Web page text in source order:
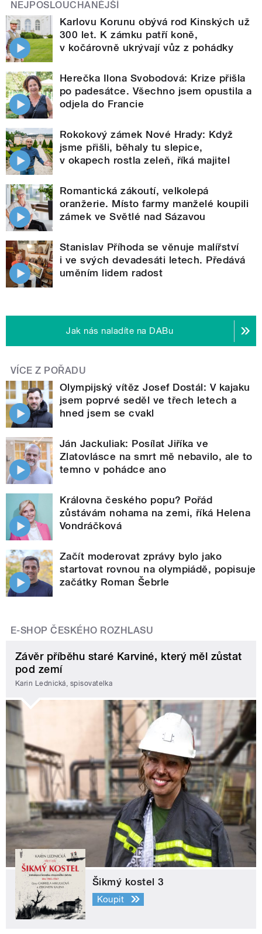
NEJPOSLOUCHANĚJŠÍ
Karlovu Korunu obývá rod Kinských už
300 let. K zámku patří koně,
v kočárovně ukrývají vůz z pohádky
Herečka Ilona Svobodová: Krize přišla
po padesátce. Všechno jsem opustila a
odjela do Francie
Rokokový zámek Nové Hrady: Když
jsme přišli, běhaly tu slepice,
v okapech rostla zeleň, říká majitel
Romantická zákoutí, velkolepá
oranžerie. Místo farmy manželé koupili
zámek ve Světlé nad Sázavou
Stanislav Příhoda se věnuje malířství
i ve svých devadesáti letech. Předává
uměním lidem radost
Jak nás naladíte na DABu
VÍCE Z POŘADU
Olympijský vítěz Josef Dostál: V kajaku
jsem poprvé seděl ve třech letech a
hned jsem se cvakl
Ján Jackuliak: Posílat Jiříka ve
Zlatovlásce na smrt mě nebavilo, ale to
temno v pohádce ano
Královna českého popu? Pořád
zůstávám nohama na zemi, říká Helena
Vondráčková
Začít moderovat zprávy bylo jako
startovat rovnou na olympiádě, popisuje
začátky Roman Šebrle
E-SHOP ČESKÉHO ROZHLASU
Závěr příběhu staré Karviné, který měl zůstat
pod zemí
Karin Lednická, spisovatelka
Šikmý kostel 3
Koupit